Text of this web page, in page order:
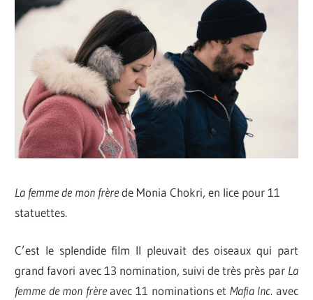
La femme de mon frèrede Monia Chokri, en lice pour 11
statuettes.
C’est le splendide film Il pleuvait des oiseaux qui part
grand favori avec 13 nomination, suivi de très près par La
femme de mon frèreavec 11 nominations et Mafia Inc. avec